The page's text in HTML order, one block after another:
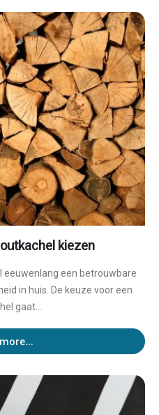
kiezen
eeuwenlang een betrouwbare
in huis. De keuze voor een
gaat...